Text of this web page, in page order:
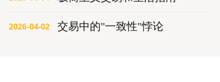
2026-04-02 交易中的"一致性"悖论